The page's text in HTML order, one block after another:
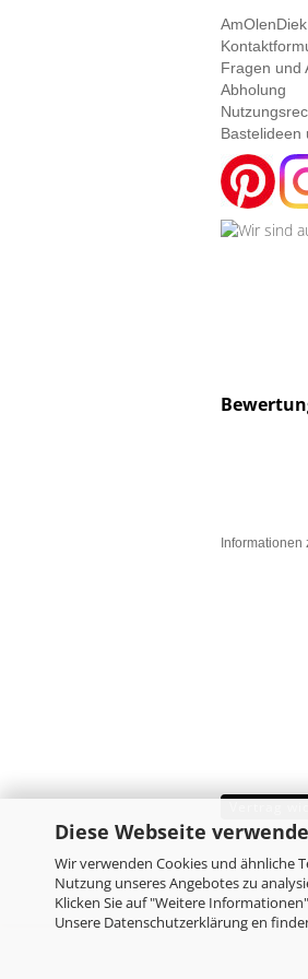
Diese Webseite
Wir verwenden Cookies und ähnliche
Nutzung unseres Angebotes zu
Klicken Sie auf "Weitere
Unsere Datenschutzerklärung en
AmOlenDiek
Fragen und
Abholung
Bastelideen